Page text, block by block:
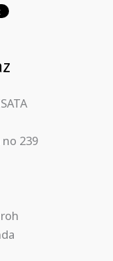
no 239